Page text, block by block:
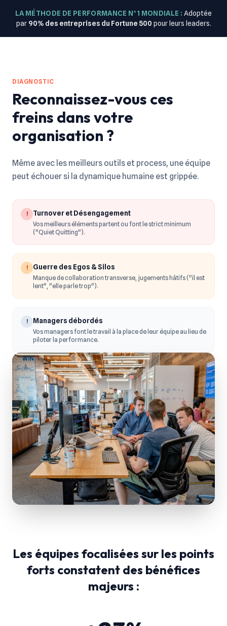
LA MÉTHODE DE PERFORMANCE N°1 MONDIALE : Adoptée
par 90% des entreprises du Fortune 500 pour leurs leaders.
DIAGNOSTIC
Reconnaissez-vous ces
freins dans votre
organisation ?
Même avec les meilleurs outils et process, une équipe
peut échouer si la dynamique humaine est grippée.
! Turnover et Désengagement
Vos meilleurs éléments partent ou font le strict minimum
("Quiet Quitting").
! Guerre des Egos & Silos
Manque de collaboration transverse, jugements hâtifs ("il est
lent", "elle parle trop").
! Managers débordés
Vos managers font le travail à la place de leur équipe au lieu de
piloter la performance.
(Gallup)
Les équipes focalisées sur les points
forts constatent des bénéfices
majeurs :